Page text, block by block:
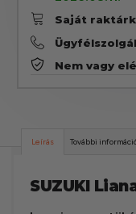
Saját
Nem vagy
Leírás További
SUZUKI